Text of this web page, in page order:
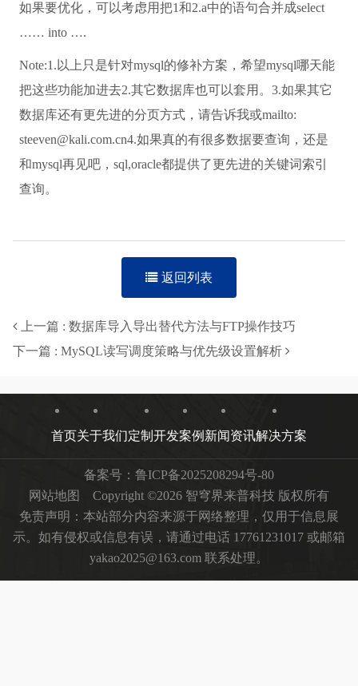
如果要优化，可以考虑用把1和2.a中的语句合并成select
…… into ….
Note:1.以上只是针对mysql的修补方案，希望mysql哪天能
把这些功能加进去2.其它数据库也可以套用。3.如果其它
数据库还有更先进的分页方式，请告诉我或mailto:
steeven@kali.com.cn4.如果真的有很多数据要查询，还是
和mysql再见吧，sql,oracle都提供了更先进的关键词索引
查询。
返回列表
上一篇 : 数据库导入导出替代方法与FTP操作技巧
下一篇 : MySQL读写调度策略与优先级设置解析
首页关于我们定制开发案例 新闻资讯解决方案
备案号： 鲁ICP备2025208294号-80
网站地图
Copyright ©2026 智穹界来普科技 版权所有
免责声明：本站部分内容来源于网络整理，仅用于信息展
示。如有侵权或信息有误，请通过电话 17761231017 或邮箱
yakao2025@163.com 联系处理。